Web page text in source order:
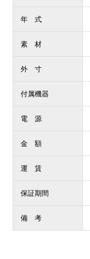
年 式
素 材
外 寸
付属機器
電 源
金 額
運 賃
保証期間
備 考